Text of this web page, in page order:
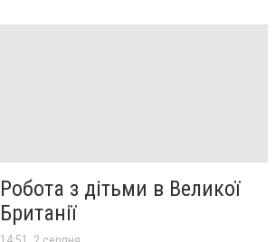
Робота з дітьми в Великої
Британії